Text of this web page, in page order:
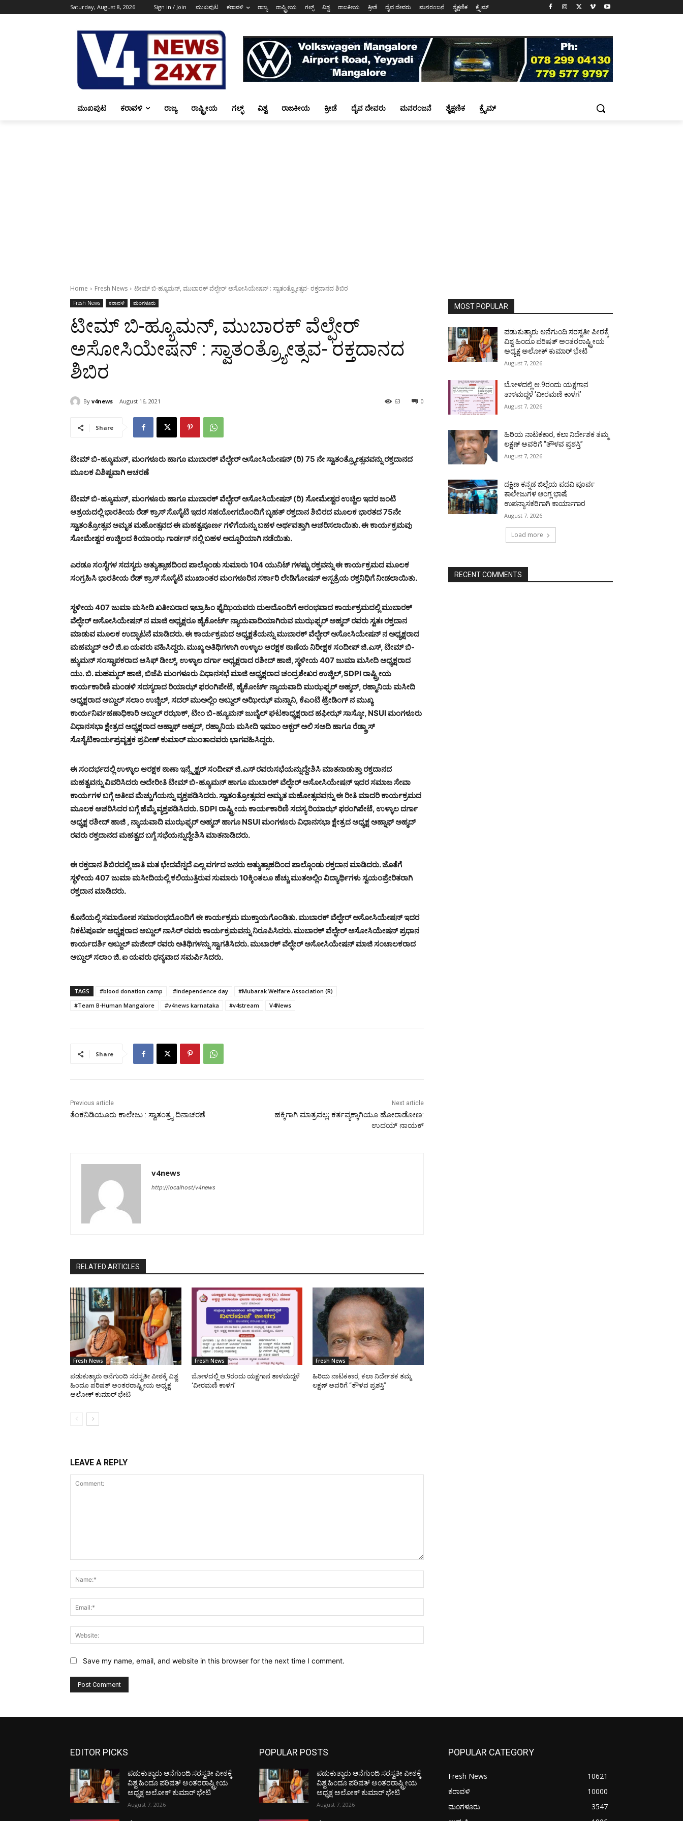
Saturday, August 8, 2026 Sign in / Join ಮುಖಪುಟ ಕರಾವಳಿ ರಾಜ್ಯ ರಾಷ್ಟ್ರೀಯ ಗಲ್ಫ್ ವಿಶ್ವ ರಾಜಕೀಯ ಕ್ರೀಡೆ ದೈವ ದೇವರು ಮನರಂಜನೆ ಶೈಕ್ಷಣಿಕ ಕ್ರೈಮ್
ಮುಖಪುಟ ಕರಾವಳಿ ರಾಜ್ಯ ರಾಷ್ಟ್ರೀಯ ಗಲ್ಫ್ ವಿಶ್ವ ರಾಜಕೀಯ ಕ್ರೀಡೆ ದೈವ ದೇವರು ಮನರಂಜನೆ ಶೈಕ್ಷಣಿಕ ಕ್ರೈಮ್
Home Fresh News ಟೀಮ್ ಬಿ-ಹ್ಯೂಮನ್, ಮುಬಾರಕ್ ವೆಲ್ಫೇರ್ ಅಸೋಸಿಯೇಷನ್ : ಸ್ವಾತಂತ್ರ್ಯೋತ್ಸವ- ರಕ್ತದಾನದ ಶಿಬಿರ
Fresh News ಕರಾವಳಿ ಮಂಗಳೂರು
ಟೀಮ್ ಬಿ-ಹ್ಯೂಮನ್, ಮುಬಾರಕ್ ವೆಲ್ಫೇರ್
ಅಸೋಸಿಯೇಷನ್ : ಸ್ವಾತಂತ್ರ್ಯೋತ್ಸವ- ರಕ್ತದಾನದ
ಶಿಬಿರ
By v4news August 16, 2021 0
63
Share
ಟೀಮ್ ಬಿ-ಹ್ಯೂಮನ್, ಮಂಗಳೂರು ಹಾಗೂ ಮುಬಾರಕ್ ವೆಲ್ಫೇರ್ ಅಸೋಸಿಯೇಷನ್ (ರಿ) 75 ನೇ ಸ್ವಾತಂತ್ರ್ಯೋತ್ಸವವನ್ನು ರಕ್ತದಾನದ
ಮೂಲಕ ವಿಶಿಷ್ಟವಾಗಿ ಆಚರಣೆ
ಟೀಮ್ ಬಿ-ಹ್ಯೂಮನ್, ಮಂಗಳೂರು ಹಾಗೂ ಮುಬಾರಕ್ ವೆಲ್ಫೇರ್ ಅಸೋಸಿಯೇಷನ್ (ರಿ) ಸೋಮೇಶ್ವರ ಉಚ್ಚಿಲ ಇದರ ಜಂಟಿ
ಆಶ್ರಯದಲ್ಲಿ ಭಾರತೀಯ ರೆಡ್ ಕ್ರಾಸ್ ಸೊಸೈಟಿ ಇದರ ಸಹಯೋಗದೊಂದಿಗೆ ಬೃಹತ್ ರಕ್ತದಾನ ಶಿಬಿರದ ಮೂಲಕ ಭಾರತದ 75ನೇ
ಸ್ವಾತಂತ್ರೋತ್ಸವ ಅಮೃತ ಮಹೋತ್ಸವದ ಈ ಮಹತ್ವಪೂರ್ಣ ಗಳಿಗೆಯನ್ನು ಬಹಳ ಅರ್ಥವತ್ತಾಗಿ ಆಚರಿಸಲಾಯಿತು. ಈ ಕಾರ್ಯಕ್ರಮವು
ಸೋಮೇಶ್ವರ ಉಚ್ಚಿಲದ ಕಿಯಾಂಝ ಗಾರ್ಡನ್ ನಲ್ಲಿ ಬಹಳ ಅದ್ದೂರಿಯಾಗಿ ನಡೆಯಿತು.
ಎರಡೂ ಸಂಸ್ಥೆಗಳ ಸದಸ್ಯರು ಅತ್ಯುತ್ಸಾಹದಿಂದ ಪಾಲ್ಗೊಂಡು ಸುಮಾರು 104 ಯುನಿಟ್ ಗಳಷ್ಟು ರಕ್ತವನ್ನು ಈ ಕಾರ್ಯಕ್ರಮದ ಮೂಲಕ
ಸಂಗ್ರಹಿಸಿ ಭಾರತೀಯ ರೆಡ್ ಕ್ರಾಸ್ ಸೊಸೈಟಿ ಮುಖಾಂತರ ಮಂಗಳೂರಿನ ಸರ್ಕಾರಿ ಲೇಡಿಗೋಷನ್ ಆಸ್ಪತ್ರೆಯ ರಕ್ತನಿಧಿಗೆ ನೀಡಲಾಯಿತು.
ಸ್ಥಳೀಯ 407 ಜುಮಾ ಮಸೀದಿ ಖತೀಬರಾದ ಇಬ್ರಾಹಿಂ ಫೈಝಿಯವರು ದುಆದೊಂದಿಗೆ ಆರಂಭವಾದ ಕಾರ್ಯಕ್ರಮದಲ್ಲಿ ಮುಬಾರಕ್
ವೆಲ್ಫೇರ್ ಅಸೋಸಿಯೇಷನ್ ನ ಮಾಜಿ ಅಧ್ಯಕ್ಷರೂ ಹೈಕೋರ್ಟ್ ನ್ಯಾಯವಾದಿಯಾಗಿರುವ ಮುಝಫ್ಫರ್ ಅಹ್ಮದ್ ರವರು ಸ್ವತಃ ರಕ್ತದಾನ
ಮಾಡುವ ಮೂಲಕ ಉದ್ಘಾಟನೆ ಮಾಡಿದರು. ಈ ಕಾರ್ಯಕ್ರಮದ ಅಧ್ಯಕ್ಷತೆಯನ್ನು ಮುಬಾರಕ್ ವೆಲ್ಫೇರ್ ಅಸೋಸಿಯೇಷನ್ ನ ಅಧ್ಯಕ್ಷರಾದ
ಮಹಮ್ಮದ್ ಅಲಿ ಜಿ.ಐ ಯವರು ವಹಿಸಿದ್ದರು. ಮುಖ್ಯ ಅತಿಥಿಗಳಾಗಿ ಉಳ್ಳಾಲ ಆರಕ್ಷಕ ಠಾಣೆಯ ನಿರೀಕ್ಷಕ ಸಂದೀಪ್ ಜಿ.ಎಸ್, ಟೀಮ್ ಬಿ-
ಹ್ಯುಮನ್ ಸಂಸ್ಥಾಪಕರಾದ ಆಸಿಫ್ ಡೀಲ್ಸ್, ಉಳ್ಳಾಲ ದರ್ಗಾ ಅಧ್ಯಕ್ಷರಾದ ರಶೀದ್ ಹಾಜಿ, ಸ್ಥಳೀಯ 407 ಜುಮಾ ಮಸೀದಿ ಅಧ್ಯಕ್ಷರಾದ
ಯು. ಬಿ. ಮಹಮ್ಮದ್ ಹಾಜಿ, ಬಿಜೆಪಿ ಮಂಗಳೂರು ವಿಧಾನಸಭೆ ಮಾಜಿ ಅಧ್ಯಕ್ಷರಾದ ಚಂದ್ರಶೇಖರ ಉಚ್ಚಿಲ್,SDPI ರಾಷ್ಟ್ರೀಯ
ಕಾರ್ಯಕಾರಿಣಿ ಮಂಡಳಿ ಸದಸ್ಯರಾದ ರಿಯಾಝ್ ಫರಂಗಿಪೇಟೆ, ಹೈಕೋರ್ಟ್ ನ್ಯಾಯವಾದಿ ಮುಝಫ್ಫರ್ ಅಹ್ಮದ್, ರಹ್ಮಾನಿಯ ಮಸೀದಿ
ಅಧ್ಯಕ್ಷರಾದ ಅಬ್ದುಲ್ ಸಲಾಂ ಉಚ್ಚಿಲ್, ಸದರ್ ಮುಅಲ್ಲಿಂ ಅಬ್ದುಲ್ ಅಝೀಝ್ ಮನ್ನಾನಿ, ಕೆಎಂಟಿ ಟ್ರೇಡಿಂಗ್ ನ ಮುಖ್ಯ
ಕಾರ್ಯನಿರ್ವಹಣಾಧಿಕಾರಿ ಅಬ್ದುಲ್ ರಝಾಕ್, ಟೀಂ ಬಿ-ಹ್ಯೂಮನ್ ಜುಬೈಲ್ ಘಟಕಾಧ್ಯಕ್ಷರಾದ ಹಫೀಝ್ ಸಾಸ್ಕೋ, NSUI ಮಂಗಳೂರು
ವಿಧಾನಸಭಾ ಕ್ಷೇತ್ರದ ಅಧ್ಯಕ್ಷರಾದ ಅಹ್ನಾಫ್ ಅಹ್ಮದ್, ರಹ್ಮಾನಿಯ ಮಸೀದಿ ಇಮಾಂ ಅಕ್ಬರ್ ಅಲಿ ಸಅದಿ ಹಾಗೂ ರೆಡ್ಕ್ರಾಸ್
ಸೊಸೈಟಿಕಾರ್ಯಪ್ರವೃತ್ತಕ ಪ್ರವೀಣ್ ಕುಮಾರ್ ಮುಂತಾದವರು ಭಾಗವಹಿಸಿದ್ದರು.
ಈ ಸಂದರ್ಭದಲ್ಲಿ ಉಳ್ಳಾಲ ಆರಕ್ಷಕ ಠಾಣಾ ಇನ್ಸ್ಪೆಕ್ಟರ್ ಸಂದೀಪ್ ಜಿ.ಎಸ್ ರವರುಸಭೆಯನ್ನುದ್ದೇಶಿಸಿ ಮಾತನಾಡುತ್ತಾ ರಕ್ತದಾನದ
ಮಹತ್ವವನ್ನು ವಿವರಿಸಿದರು ಅದೇರೀತಿ ಟೀಮ್ ಬಿ-ಹ್ಯೂಮನ್ ಹಾಗೂ ಮುಬಾರಕ್ ವೆಲ್ಫೇರ್ ಅಸೋಸಿಯೇಷನ್ ಇದರ ಸಮಾಜ ಸೇವಾ
ಕಾರ್ಯಗಳ ಬಗ್ಗೆ ಅತೀವ ಮೆಚ್ಚುಗೆಯನ್ನು ವ್ಯಕ್ತಪಡಿಸಿದರು. ಸ್ವಾತಂತ್ರೋತ್ಸವದ ಅಮೃತ ಮಹೋತ್ಸವವನ್ನು ಈ ರೀತಿ ಮಾದರಿ ಕಾರ್ಯಕ್ರಮದ
ಮೂಲಕ ಆಚರಿಸಿದರ ಬಗ್ಗೆ ಹೆಮ್ಮೆ ವ್ಯಕ್ತಪಡಿಸಿದರು. SDPI ರಾಷ್ಟ್ರೀಯ ಕಾರ್ಯಕಾರಿಣಿ ಸದಸ್ಯ ರಿಯಾಝ್ ಫರಂಗಿಪೇಟೆ, ಉಳ್ಳಾಲ ದರ್ಗಾ
ಅಧ್ಯಕ್ಷ ರಶೀದ್ ಹಾಜಿ , ನ್ಯಾಯವಾದಿ ಮುಝಫ್ಫರ್ ಅಹ್ಮದ್ ಹಾಗೂ NSUI ಮಂಗಳೂರು ವಿಧಾನಸಭಾ ಕ್ಷೇತ್ರದ ಅಧ್ಯಕ್ಷ ಅಹ್ನಾಫ್ ಅಹ್ಮದ್
ರವರು ರಕ್ತದಾನದ ಮಹತ್ವದ ಬಗ್ಗೆ ಸಭೆಯನ್ನುದ್ದೇಶಿಸಿ ಮಾತನಾಡಿದರು.
ಈ ರಕ್ತದಾನ ಶಿಬಿರದಲ್ಲಿ ಜಾತಿ ಮತ ಭೇದವೆನ್ನದೆ ಎಲ್ಲ ವರ್ಗದ ಜನರು ಅತ್ಯುತ್ಸಾಹದಿಂದ ಪಾಲ್ಗೊಂಡು ರಕ್ತದಾನ ಮಾಡಿದರು. ಜೊತೆಗೆ
ಸ್ಥಳೀಯ 407 ಜುಮಾ ಮಸೀದಿಯಲ್ಲಿ ಕಲಿಯುತ್ತಿರುವ ಸುಮಾರು 10ಕ್ಕಿಂತಲೂ ಹೆಚ್ಚು ಮುತಅಲ್ಲಿಂ ವಿದ್ಯಾರ್ಥಿಗಳು ಸ್ವಯಂಪ್ರೇರಿತರಾಗಿ
ರಕ್ತದಾನ ಮಾಡಿದರು.
ಕೊನೆಯಲ್ಲಿ ಸಮಾರೋಪ ಸಮಾರಂಭದೊಂದಿಗೆ ಈ ಕಾರ್ಯಕ್ರಮ ಮುಕ್ತಾಯಗೊಂಡಿತು. ಮುಬಾರಕ್ ವೆಲ್ಫೇರ್ ಅಸೋಸಿಯೇಷನ್ ಇದರ
ನಿಕಟಪೂರ್ವ ಅಧ್ಯಕ್ಷರಾದ ಅಬ್ದುಲ್ ನಾಸಿರ್ ರವರು ಕಾರ್ಯಕ್ರಮವನ್ನು ನಿರೂಪಿಸಿದರು. ಮುಬಾರಕ್ ವೆಲ್ಫೇರ್ ಅಸೋಸಿಯೇಷನ್ ಪ್ರಧಾನ
ಕಾರ್ಯದರ್ಶಿ ಅಬ್ದುಲ್ ಮಜೀದ್ ರವರು ಅತಿಥಿಗಳನ್ನು ಸ್ವಾಗತಿಸಿದರು. ಮುಬಾರಕ್ ವೆಲ್ಫೇರ್ ಅಸೋಸಿಯೇಷನ್ ಮಾಜಿ ಸಂಚಾಲಕರಾದ
ಅಬ್ದುಲ್ ಸಲಾಂ ಜಿ. ಐ ಯವರು ಧನ್ಯವಾದ ಸಮರ್ಪಿಸಿದರು.
TAGS #blood donation camp #independence day
#Mubarak Welfare Association (R)
#Team B-Human Mangalore
#v4news karnataka #v4stream V4News
Share
Previous article
ತೆಂಕನಿಡಿಯೂರು ಕಾಲೇಜು : ಸ್ವಾತಂತ್ರ್ಯ ದಿನಾಚರಣೆ
Next article
ಹಕ್ಕಿಗಾಗಿ ಮಾತ್ರವಲ್ಲ; ಕರ್ತವ್ಯಕ್ಕಾಗಿಯೂ ಹೋರಾಡೋಣ:
ಉದಯ್ ನಾಯಕ್
v4news
http://localhost/v4news
RELATED ARTICLES
Fresh News
ಪಡುಕುತ್ಯಾರು ಆನೆಗುಂದಿ ಸರಸ್ವತೀ ಪೀಠಕ್ಕೆ ವಿಶ್ವ
ಹಿಂದೂ ಪರಿಷತ್ ಅಂತರರಾಷ್ಟ್ರೀಯ ಅಧ್ಯಕ್ಷ
ಅಲೋಕ್ ಕುಮಾರ್ ಭೇಟಿ
Fresh News
ಬೋಳದಲ್ಲಿ ಆ.9ರಂದು ಯಕ್ಷಗಾನ ತಾಳಮದ್ದಳೆ
‘ವೀರಮಣಿ ಕಾಳಗ’
Fresh News
ಹಿರಿಯ ನಾಟಕಕಾರ, ಕಲಾ ನಿರ್ದೇಶಕ ತಮ್ಮ
ಲಕ್ಷಣ್ ಅವರಿಗೆ “ತೌಳವ ಪ್ರಶಸ್ತಿ”
LEAVE A REPLY
Save my name, email, and website in this browser for the next time I comment.
MOST POPULAR
ಪಡುಕುತ್ಯಾರು ಆನೆಗುಂದಿ ಸರಸ್ವತೀ ಪೀಠಕ್ಕೆ
ವಿಶ್ವ ಹಿಂದೂ ಪರಿಷತ್ ಅಂತರರಾಷ್ಟ್ರೀಯ
ಅಧ್ಯಕ್ಷ ಅಲೋಕ್ ಕುಮಾರ್ ಭೇಟಿ
August 7, 2026
ಬೋಳದಲ್ಲಿ ಆ.9ರಂದು ಯಕ್ಷಗಾನ
ತಾಳಮದ್ದಳೆ ‘ವೀರಮಣಿ ಕಾಳಗ’
August 7, 2026
ಹಿರಿಯ ನಾಟಕಕಾರ, ಕಲಾ ನಿರ್ದೇಶಕ ತಮ್ಮ
ಲಕ್ಷಣ್ ಅವರಿಗೆ “ತೌಳವ ಪ್ರಶಸ್ತಿ”
August 7, 2026
ದಕ್ಷಿಣ ಕನ್ನಡ ಜಿಲ್ಲೆಯ ಪದವಿ ಪೂರ್ವ
ಕಾಲೇಜುಗಳ ಆಂಗ್ಲ ಭಾಷೆ
ಉಪನ್ಯಾಸಕರಿಗಾಗಿ ಕಾರ್ಯಾಗಾರ
August 7, 2026
Load more
RECENT COMMENTS
EDITOR PICKS
ಪಡುಕುತ್ಯಾರು ಆನೆಗುಂದಿ ಸರಸ್ವತೀ ಪೀಠಕ್ಕೆ
ವಿಶ್ವ ಹಿಂದೂ ಪರಿಷತ್ ಅಂತರರಾಷ್ಟ್ರೀಯ
ಅಧ್ಯಕ್ಷ ಅಲೋಕ್ ಕುಮಾರ್ ಭೇಟಿ
August 7, 2026
POPULAR POSTS
ಪಡುಕುತ್ಯಾರು ಆನೆಗುಂದಿ ಸರಸ್ವತೀ ಪೀಠಕ್ಕೆ
ವಿಶ್ವ ಹಿಂದೂ ಪರಿಷತ್ ಅಂತರರಾಷ್ಟ್ರೀಯ
ಅಧ್ಯಕ್ಷ ಅಲೋಕ್ ಕುಮಾರ್ ಭೇಟಿ
August 7, 2026
POPULAR CATEGORY
Fresh News
10621
ಕರಾವಳಿ
10000
ಮಂಗಳೂರು
3547